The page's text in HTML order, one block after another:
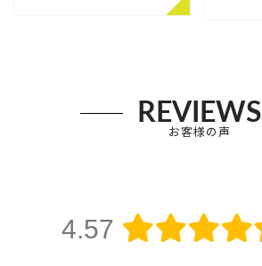
REVIEWS
お客様の声
4.57